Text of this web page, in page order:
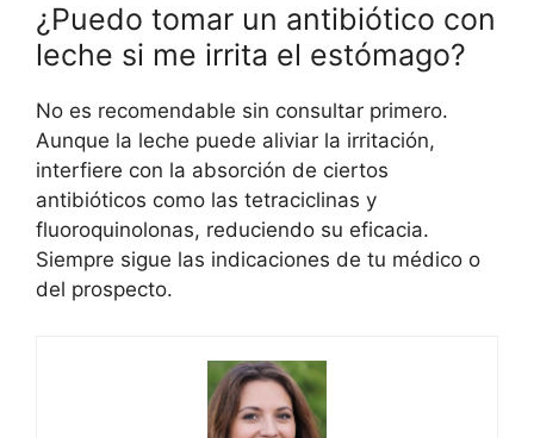
¿Puedo tomar un antibiótico con
leche si me irrita el estómago?
No es recomendable sin consultar primero.
Aunque la leche puede aliviar la irritación,
interfiere con la absorción de ciertos
antibióticos como las tetraciclinas y
fluoroquinolonas, reduciendo su eficacia.
Siempre sigue las indicaciones de tu médico o
del prospecto.